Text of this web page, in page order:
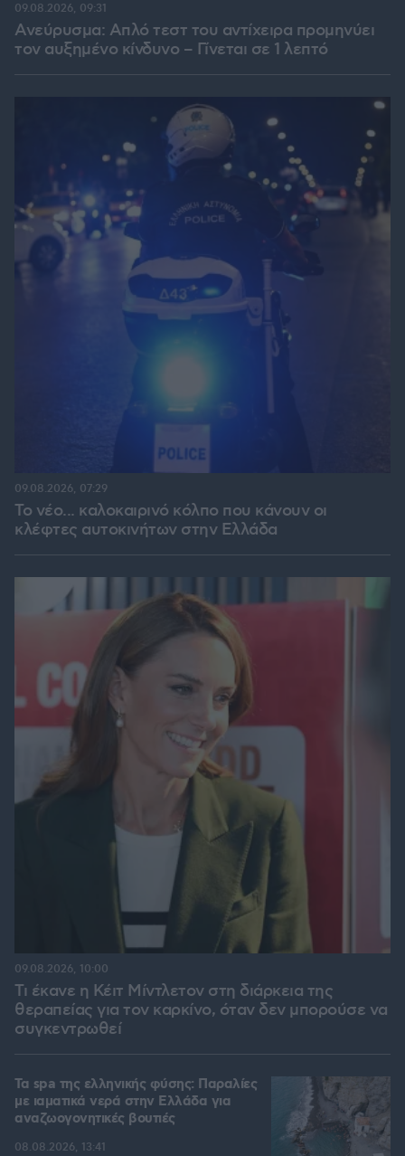
Ανεύρυσμα: Απλό τεστ του αντίχειρα προμηνύει
τον αυξημένο κίνδυνο – Γίνεται σε 1 λεπτό
09.08.2026, 09:31
Το νέο... καλοκαιρινό κόλπο που κάνουν οι
κλέφτες αυτοκινήτων στην Ελλάδα
09.08.2026, 07:29
Τι έκανε η Κέιτ Μίντλετον στη διάρκεια της
θεραπείας για τον καρκίνο, όταν δεν μπορούσε να
συγκεντρωθεί
09.08.2026, 10:00
Τα spa της ελληνικής φύσης: Παραλίες
με ιαματικά νερά στην Ελλάδα για
αναζωογονητικές βουτιές
08.08.2026, 13:41